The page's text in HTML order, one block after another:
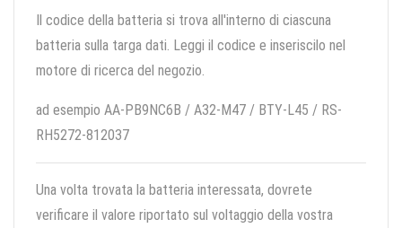
Il codice della batteria si trova all'interno di ciascuna
batteria sulla targa dati. Leggi il codice e inseriscilo nel
motore di ricerca del negozio.
ad esempio AA-PB9NC6B / A32-M47 / BTY-L45 / RS-
RH5272-812037
Una volta trovata la batteria interessata, dovrete
verificare il valore riportato sul voltaggio della vostra